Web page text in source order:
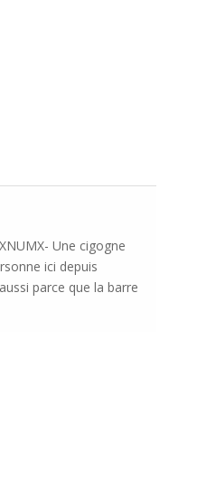
Une cigogne
ici depuis
parce que la barre